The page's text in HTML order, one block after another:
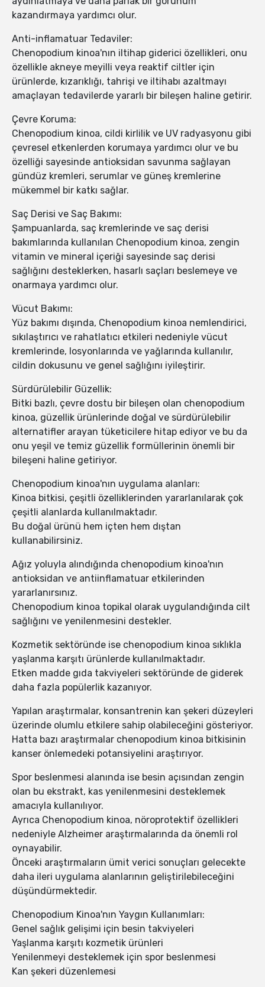
kazandırmaya yardımcı olur.
Anti-inflamatuar Tedaviler:
Chenopodium kinoa'nın iltihap giderici özellikleri, onu
özellikle akneye meyilli veya reaktif ciltler için
ürünlerde, kızarıklığı, tahrişi ve iltihabı azaltmayı
amaçlayan tedavilerde yararlı bir bileşen haline getirir.
Çevre Koruma:
Chenopodium kinoa, cildi kirlilik ve UV radyasyonu gibi
çevresel etkenlerden korumaya yardımcı olur ve bu
özelliği sayesinde antioksidan savunma sağlayan
gündüz kremleri, serumlar ve güneş kremlerine
mükemmel bir katkı sağlar.
Saç Derisi ve Saç Bakımı:
Şampuanlarda, saç kremlerinde ve saç derisi
bakımlarında kullanılan Chenopodium kinoa, zengin
vitamin ve mineral içeriği sayesinde saç derisi
sağlığını desteklerken, hasarlı saçları beslemeye ve
onarmaya yardımcı olur.
Vücut Bakımı:
Yüz bakımı dışında, Chenopodium kinoa nemlendirici,
sıkılaştırıcı ve rahatlatıcı etkileri nedeniyle vücut
kremlerinde, losyonlarında ve yağlarında kullanılır,
cildin dokusunu ve genel sağlığını iyileştirir.
Sürdürülebilir Güzellik:
Bitki bazlı, çevre dostu bir bileşen olan chenopodium
kinoa, güzellik ürünlerinde doğal ve sürdürülebilir
alternatifler arayan tüketicilere hitap ediyor ve bu da
onu yeşil ve temiz güzellik formüllerinin önemli bir
bileşeni haline getiriyor.
Chenopodium kinoa'nın uygulama alanları:
Kinoa bitkisi, çeşitli özelliklerinden yararlanılarak çok
çeşitli alanlarda kullanılmaktadır.
Bu doğal ürünü hem içten hem dıştan
kullanabilirsiniz.
Ağız yoluyla alındığında chenopodium kinoa'nın
antioksidan ve antiinflamatuar etkilerinden
yararlanırsınız.
Chenopodium kinoa topikal olarak uygulandığında cilt
sağlığını ve yenilenmesini destekler.
Kozmetik sektöründe ise chenopodium kinoa sıklıkla
yaşlanma karşıtı ürünlerde kullanılmaktadır.
Etken madde gıda takviyeleri sektöründe de giderek
daha fazla popülerlik kazanıyor.
Yapılan araştırmalar, konsantrenin kan şekeri düzeyleri
üzerinde olumlu etkilere sahip olabileceğini gösteriyor.
Hatta bazı araştırmalar chenopodium kinoa bitkisinin
kanser önlemedeki potansiyelini araştırıyor.
Spor beslenmesi alanında ise besin açısından zengin
olan bu ekstrakt, kas yenilenmesini desteklemek
amacıyla kullanılıyor.
Ayrıca Chenopodium kinoa, nöroprotektif özellikleri
nedeniyle Alzheimer araştırmalarında da önemli rol
oynayabilir.
Önceki araştırmaların ümit verici sonuçları gelecekte
daha ileri uygulama alanlarının geliştirilebileceğini
düşündürmektedir.
Chenopodium Kinoa'nın Yaygın Kullanımları:
Genel sağlık gelişimi için besin takviyeleri
Yaşlanma karşıtı kozmetik ürünleri
Yenilenmeyi desteklemek için spor beslenmesi
Kan şekeri düzenlemesi